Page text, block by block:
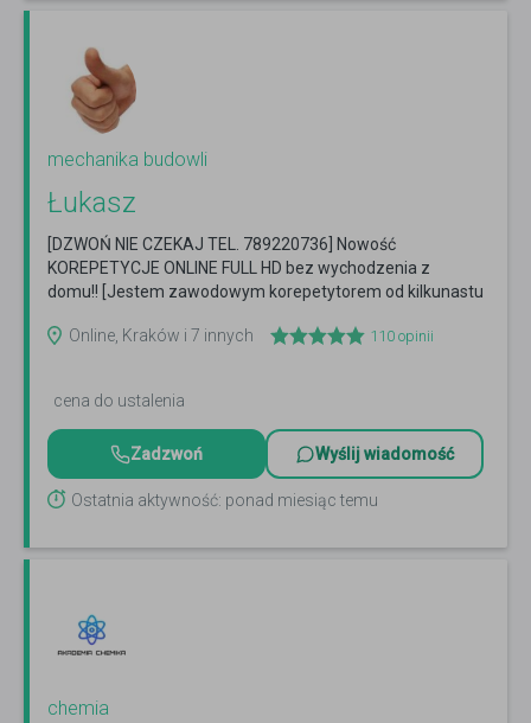
mechanika budowli
Łukasz
[DZWOŃ NIE CZEKAJ TEL. 789220736] Nowość
KOREPETYCJE ONLINE FULL HD bez wychodzenia z
domu!! [Jestem zawodowym korepetytorem od kilkunastu
Online, Kraków i 7 innych
110 opinii
cena do ustalenia
Zadzwoń Wyślij wiadomość
Ostatnia aktywność: ponad miesiąc temu
chemia